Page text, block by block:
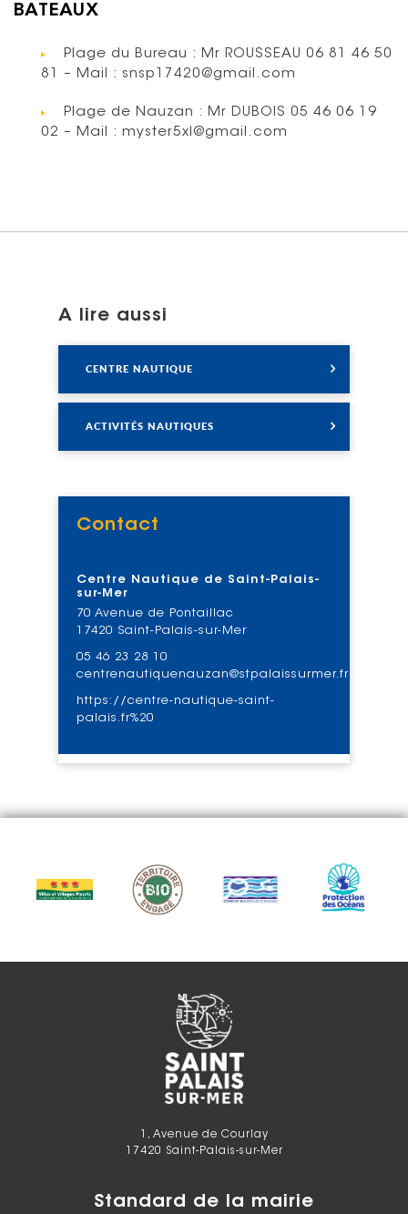
BATEAUX
Plage du Bureau : Mr ROUSSEAU 06 81 46 50
81 – Mail : snsp17420@gmail.com
Plage de Nauzan : Mr DUBOIS 05 46 06 19
02 – Mail : myster5xl@gmail.com
A lire aussi
CENTRE NAUTIQUE
ACTIVITÉS NAUTIQUES
Contact
Centre Nautique de Saint-Palais-
sur-Mer
70 Avenue de Pontaillac
17420 Saint-Palais-sur-Mer
05 46 23 28 10
centrenautiquenauzan@stpalaissurmer.fr
https://centre-nautique-saint-
palais.fr%20
1, Avenue de Courlay
17420 Saint-Palais-sur-Mer
Standard de la mairie